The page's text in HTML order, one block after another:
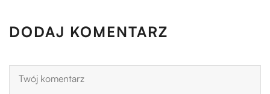
DODAJ KOMENTARZ